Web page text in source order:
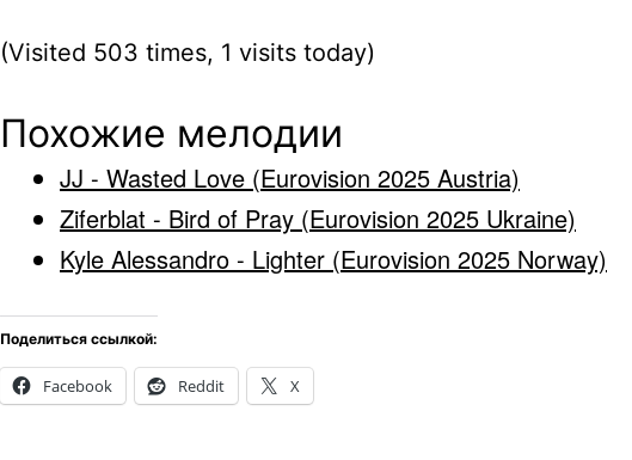
(Visited 503 times, 1 visits today)
Похожие мелодии
JJ - Wasted Love (Eurovision 2025 Austria)
Ziferblat - Bird of Pray (Eurovision 2025 Ukraine)
Kyle Alessandro - Lighter (Eurovision 2025 Norway)
Поделиться ссылкой:
Facebook Reddit X